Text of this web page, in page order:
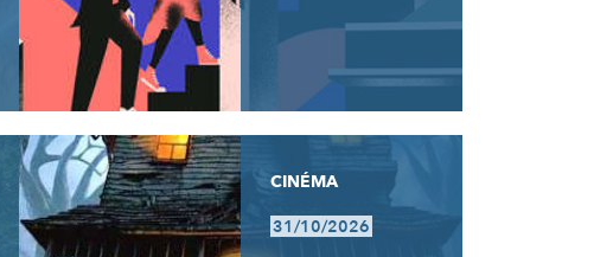
CINÉMA
31/10/2026